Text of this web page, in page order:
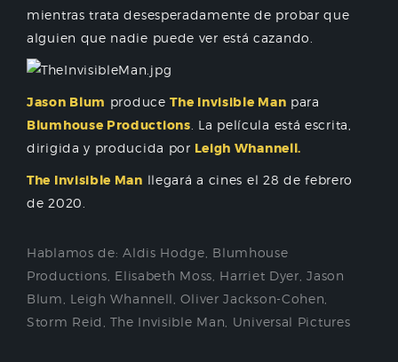
mientras trata desesperadamente de probar que
alguien que nadie puede ver está cazando.
Jason Blum produceThe Invisible Man para
Blumhouse Productions . La película está escrita,
dirigida y producida por Leigh Whannell.
The Invisible Man llegará a cines el 28 de febrero
de 2020.
Hablamos de:Aldis Hodge Blumhouse
Productions Elisabeth Moss Harriet Dyer ,Jason
Blum
Leigh Whannell ,Oliver Jackson-Cohen
Storm Reid
,The Invisible Man Universal Pictures